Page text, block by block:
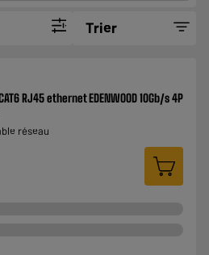
Trier
RJ45 ethernet EDENWOOD 10Gb/s 4P
réseau